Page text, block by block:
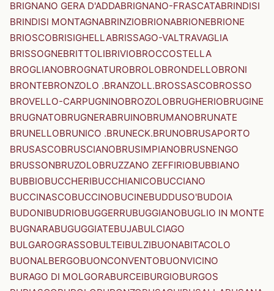
BRIGNANO GERA D'ADDABRIGNANO-FRASCATABRINDISI
BRINDISI MONTAGNABRINZIOBRIONABRIONEBRIONE
BRIOSCOBRISIGHELLABRISSAGO-VALTRAVAGLIA
BRISSOGNEBRITTOLIBRIVIOBROCCOSTELLA
BROGLIANOBROGNATUROBROLOBRONDELLOBRONI
BRONTEBRONZOLO .BRANZOLL.BROSSASCOBROSSO
BROVELLO-CARPUGNINOBROZOLOBRUGHERIOBRUGINE
BRUGNATOBRUGNERABRUINOBRUMANOBRUNATE
BRUNELLOBRUNICO .BRUNECK.BRUNOBRUSAPORTO
BRUSASCOBRUSCIANOBRUSIMPIANOBRUSNENGO
BRUSSONBRUZOLOBRUZZANO ZEFFIRIOBUBBIANO
BUBBIOBUCCHERIBUCCHIANICOBUCCIANO
BUCCINASCOBUCCINOBUCINEBUDDUSO'BUDOIA
BUDONIBUDRIOBUGGERRUBUGGIANOBUGLIO IN MONTE
BUGNARABUGUGGIATEBUJABULCIAGO
BULGAROGRASSOBULTEIBULZIBUONABITACOLO
BUONALBERGOBUONCONVENTOBUONVICINO
BURAGO DI MOLGORABURCEIBURGIOBURGOS